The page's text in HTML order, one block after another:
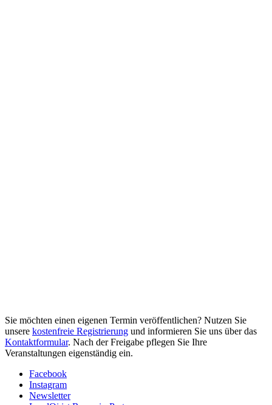
Sie möchten einen eigenen Termin veröffentlichen? Nutzen Sie
unsere kostenfreie Registrierung und informieren Sie uns über das
Kontaktformular. Nach der Freigabe pflegen Sie Ihre
Veranstaltungen eigenständig ein.
Facebook
Instagram
Newsletter